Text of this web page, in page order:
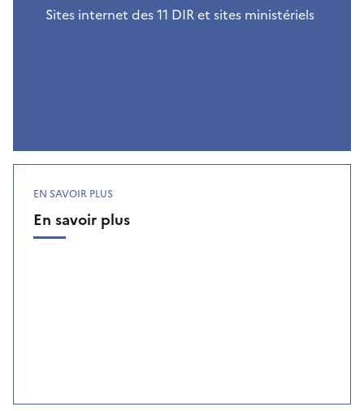
Sites internet des 11 DIR et sites ministériels
En savoir plus
EN SAVOIR PLUS